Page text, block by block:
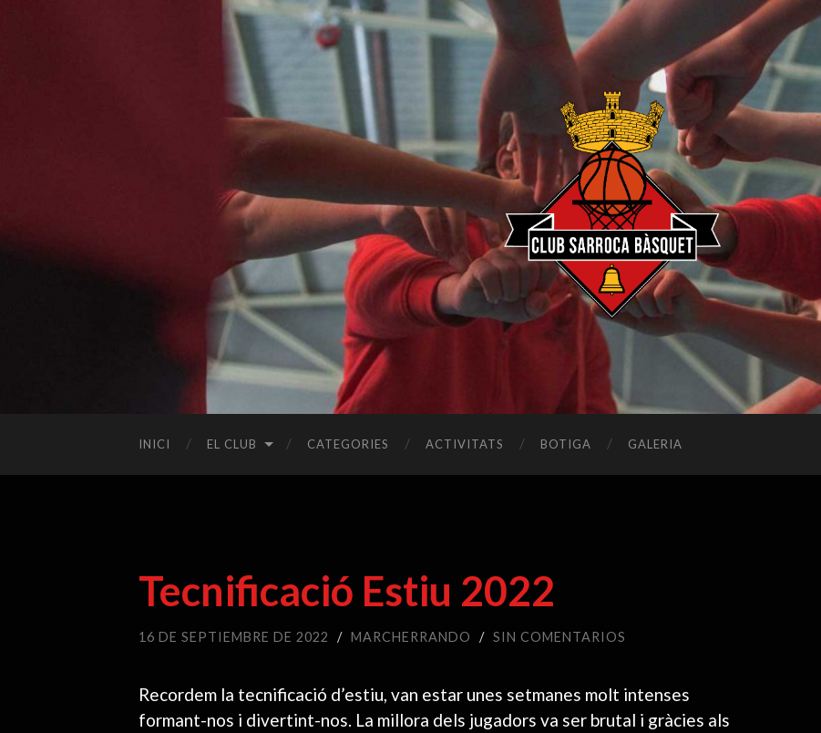
Club
Sarroca
Bàsquet
INICI EL CLUB CATEGORIES ACTIVITATS BOTIGA GALERIA
Tecnificació Estiu 2022
16 DE SEPTIEMBRE DE 2022 / MARCHERRANDO / SIN COMENTARIOS
Recordem la tecnificació d’estiu, van estar unes setmanes molt intenses
formant-nos i divertint-nos. La millora dels jugadors va ser brutal i gràcies als